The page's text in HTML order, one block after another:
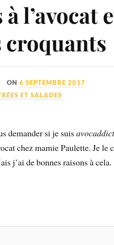
l’avocat
croquants
ON6 SEPTEMBRE 2017
ET SALADES
demander si je suis
chez mamie Paulette. Je
j’ai de bonnes raisons à cela.